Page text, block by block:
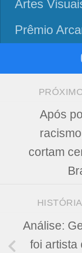
Artes
Prêmio
Após
cortam
Análise:
foi artista